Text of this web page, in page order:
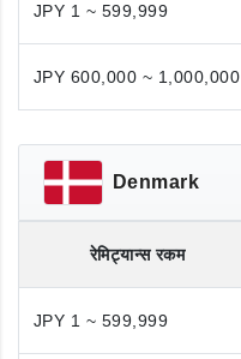
JPY 1 ~ 599,999
JPY 600,000 ~ 1,000,000
Denmark
रेमिट्यान्स रकम
JPY 1 ~ 599,999